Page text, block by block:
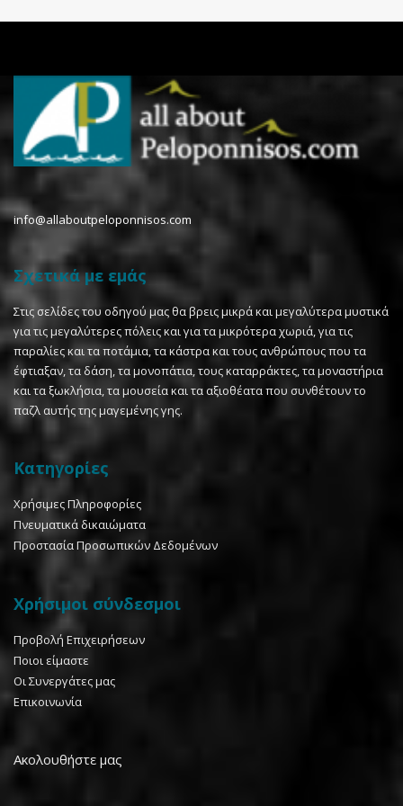
info@allaboutpeloponnisos.com
Σχετικά με εμάς
Στις σελίδες του οδηγού μας θα βρεις μικρά και μεγαλύτερα μυστικά
για τις μεγαλύτερες πόλεις και για τα μικρότερα χωριά, για τις
παραλίες και τα ποτάμια, τα κάστρα και τους ανθρώπους που τα
έφτιαξαν, τα δάση, τα μονοπάτια, τους καταρράκτες, τα μοναστήρια
και τα ξωκλήσια, τα μουσεία και τα αξιοθέατα που συνθέτουν το
παζλ αυτής της μαγεμένης γης.
Κατηγορίες
Χρήσιμες Πληροφορίες
Πνευματικά δικαιώματα
Προστασία Προσωπικών Δεδομένων
Χρήσιμοι σύνδεσμοι
Προβολή Επιχειρήσεων
Ποιοι είμαστε
Οι Συνεργάτες μας
Επικοινωνία
Ακολουθήστε μας